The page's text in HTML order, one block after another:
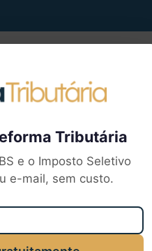
Tributária
e o Imposto Seletivo
e-mail, sem custo.